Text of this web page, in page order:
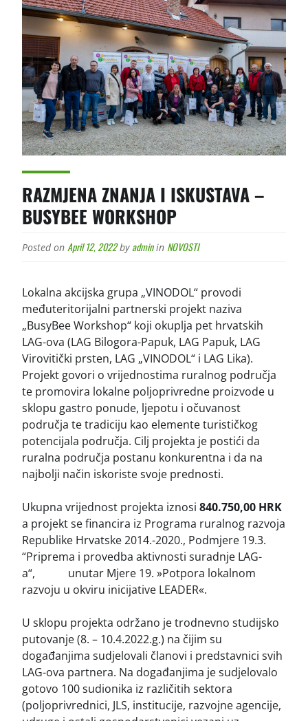
RAZMJENA ZNANJA I ISKUSTAVA –
BUSYBEE WORKSHOP
Posted on April 12, 2022 by admin in NOVOSTI
Lokalna akcijska grupa „VINODOL“ provodi
međuteritorijalni partnerski projekt naziva
„BusyBee Workshop“ koji okuplja pet hrvatskih
LAG-ova (LAG Bilogora-Papuk, LAG Papuk, LAG
Virovitički prsten, LAG „VINODOL“ i LAG Lika).
Projekt govori o vrijednostima ruralnog područja
te promovira lokalne poljoprivredne proizvode u
sklopu gastro ponude, ljepotu i očuvanost
područja te tradiciju kao elemente turističkog
potencijala područja. Cilj projekta je postići da
ruralna područja postanu konkurentna i da na
najbolji način iskoriste svoje prednosti.
Ukupna vrijednost projekta iznosi 840.750,00 HRK
a projekt se financira iz Programa ruralnog razvoja
Republike Hrvatske 2014.-2020., Podmjere 19.3.
“Priprema i provedba aktivnosti suradnje LAG-
a“, unutar Mjere 19. »Potpora lokalnom
razvoju u okviru inicijative LEADER«.
U sklopu projekta održano je trodnevno studijsko
putovanje (8. – 10.4.2022.g.) na čijim su
događanjima sudjelovali članovi i predstavnici svih
LAG-ova partnera. Na događanjima je sudjelovalo
gotovo 100 sudionika iz različitih sektora
(poljoprivrednici, JLS, institucije, razvojne agencije,